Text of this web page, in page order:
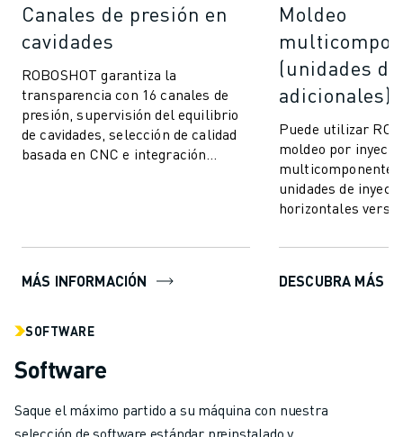
Canales de presión en
cavidades
ROBOSHOT garantiza la
transparencia con 16 canales de
presión, supervisión del equilibrio
de cavidades, selección de calidad
basada en CNC e integración
MÁS INFORMACIÓN
Moldeo
(unidades
adicionales)
Puede utilizar
moldeo por
multicomponente
unidades de
horizontales
moldeo le p...
DESCUBRA MÁS
SOFTWARE
Software
Saque el máximo partido a su máquina con nuestra
selección de software estándar preinstalado y